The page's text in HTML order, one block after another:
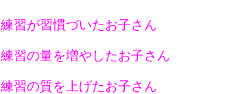
練習が習慣づいたお子さん
練習の量を増やしたお子さん
練習の質を上げたお子さん